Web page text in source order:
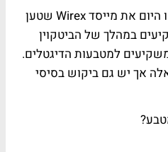
ברשת החדשות CNBC ציטטו היום את מייסד Wirex שטען
במהלך של הביטקוין
למטבעות הדיגטלים.
אך יש גם ביקוש בסיסי